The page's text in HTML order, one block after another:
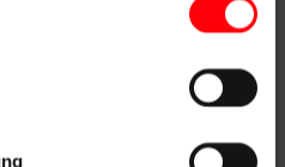
Maß-
Austausch werden
unter anderem das Designo